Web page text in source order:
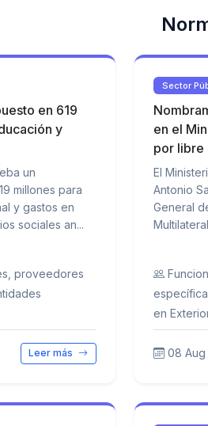
en 619
y
un
millones para
y gastos en
sociales an...
proveedores
Leer más
Sector
en el
por libre
El
Antonio
General
en
08 Aug